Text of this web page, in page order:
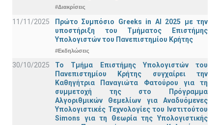
#Διακρίσεις
11/11/2025
Πρώτο Συμπόσιο Greeks in AI 2025 με την
υποστήριξη του Τμήματος Επιστήμης
Υπολογιστών του Πανεπιστημίου Κρήτης
#Εκδηλώσεις
30/10/2025
Το Τμήμα Επιστήμης Υπολογιστών του
Πανεπιστημίου Κρήτης συγχαίρει την
Καθηγήτρια Παναγιώτα Φατούρου για τη
συμμετοχή της στο Πρόγραμμα
Αλγοριθμικών Θεμελίων για Αναδυόμενες
Υπολογιστικές Τεχνολογίες του Ινστιτούτου
Simons για τη Θεωρία της Υπολογιστικής